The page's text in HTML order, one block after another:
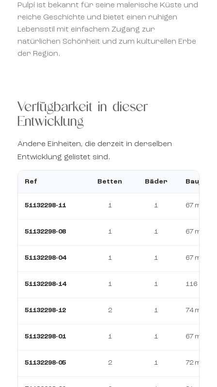
Pulpí ist bekannt für seine malerische Küste und
reiche Geschichte und bietet einen ruhigen
Lebensstil mit einfachem Zugang zur
natürlichen Schönheit und zum kulturellen Erbe
der Region.
Verfügbarkeit in dieser
Entwicklung
Andere Einheiten, die derzeit in derselben
Entwicklung gelistet sind.
Ref Betten Bäder Baujahr
51132298-11 1 1 67 m²
51132298-08 1 1 67 m²
51132298-04 1 1 67 m²
51132298-14 1 1 116 m²
51132298-12 2 1 74 m²
51132298-01 1 1 67 m²
51132298-05 2 1 72 m²